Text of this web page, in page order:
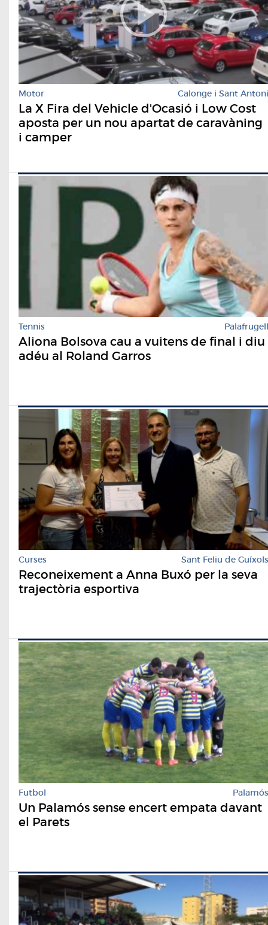
Motor Calonge i Sant Antoni
La X Fira del Vehicle d'Ocasió i Low Cost
aposta per un nou apartat de caravàning
i camper
Tennis Palafrugell
Aliona Bolsova cau a vuitens de final i diu
adéu al Roland Garros
Curses Sant Feliu de Guíxols
Reconeixement a Anna Buxó per la seva
trajectòria esportiva
Futbol Palamós
Un Palamós sense encert empata davant
el Parets